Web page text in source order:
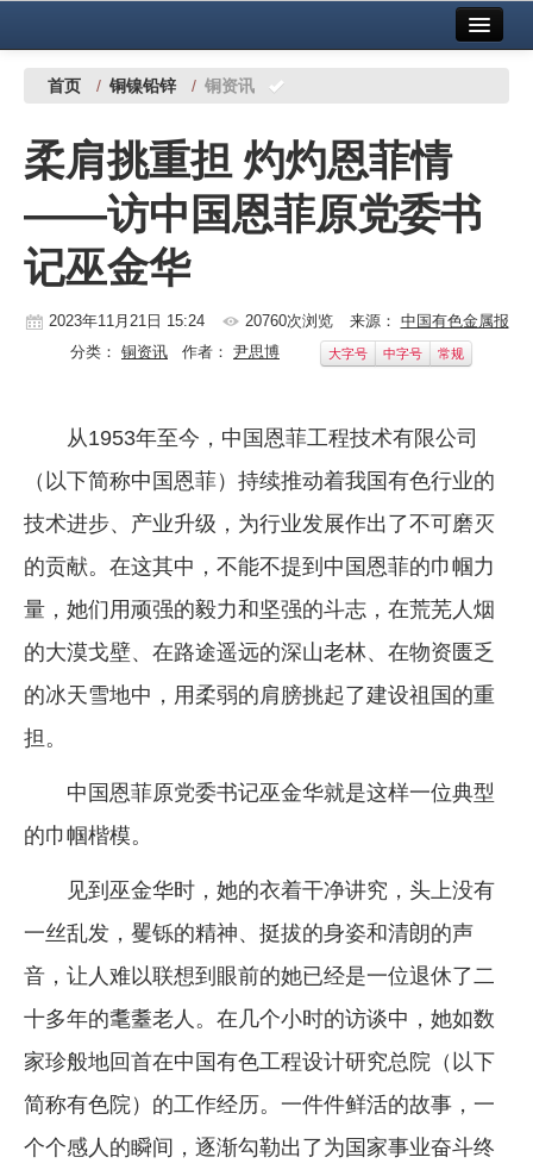
中国有色金属报社主办 广告服务
铜镍铅锌
铝
稀有稀土
有色市场
党建工作
企业文化
《资源再生》杂志
行情报价
首页 / 铜镍铅锌 / 铜资讯
柔肩挑重担 灼灼恩菲情
——访中国恩菲原党委书
记巫金华
2023年11月21日 15:24 20760次浏览 来源： 中国有色金属报
分类： 铜资讯 作者： 尹思博 大字号 中字号 常规
从1953年至今，中国恩菲工程技术有限公司
（以下简称中国恩菲）持续推动着我国有色行业的
技术进步、产业升级，为行业发展作出了不可磨灭
的贡献。在这其中，不能不提到中国恩菲的巾帼力
量，她们用顽强的毅力和坚强的斗志，在荒芜人烟
的大漠戈壁、在路途遥远的深山老林、在物资匮乏
的冰天雪地中，用柔弱的肩膀挑起了建设祖国的重
担。
中国恩菲原党委书记巫金华就是这样一位典型
的巾帼楷模。
见到巫金华时，她的衣着干净讲究，头上没有
一丝乱发，矍铄的精神、挺拔的身姿和清朗的声
音，让人难以联想到眼前的她已经是一位退休了二
十多年的耄耋老人。在几个小时的访谈中，她如数
家珍般地回首在中国有色工程设计研究总院（以下
简称有色院）的工作经历。一件件鲜活的故事，一
个个感人的瞬间，逐渐勾勒出了为国家事业奋斗终